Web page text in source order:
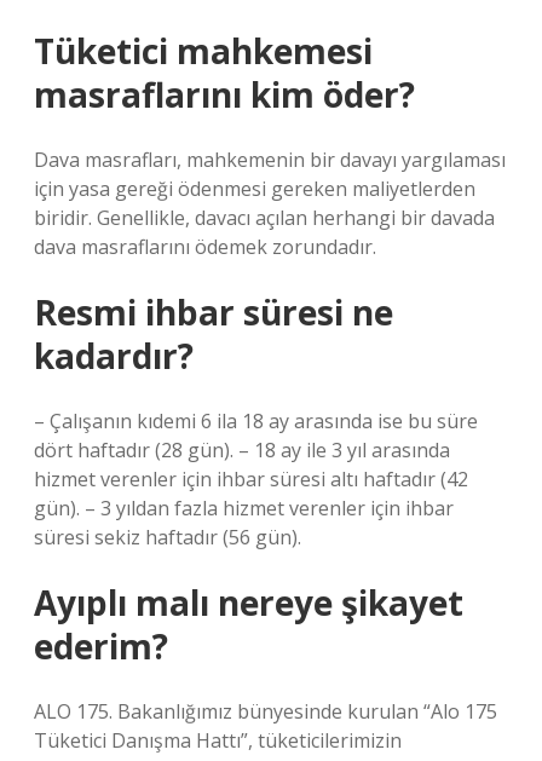
Tüketici mahkemesi
masraflarını kim öder?
Dava masrafları, mahkemenin bir davayı yargılaması
için yasa gereği ödenmesi gereken maliyetlerden
biridir. Genellikle, davacı açılan herhangi bir davada
dava masraflarını ödemek zorundadır.
Resmi ihbar süresi ne
kadardır?
– Çalışanın kıdemi 6 ila 18 ay arasında ise bu süre
dört haftadır (28 gün). – 18 ay ile 3 yıl arasında
hizmet verenler için ihbar süresi altı haftadır (42
gün). – 3 yıldan fazla hizmet verenler için ihbar
süresi sekiz haftadır (56 gün).
Ayıplı malı nereye şikayet
ederim?
ALO 175. Bakanlığımız bünyesinde kurulan “Alo 175
Tüketici Danışma Hattı”, tüketicilerimizin